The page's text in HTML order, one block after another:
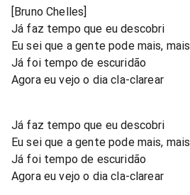
[Bruno Chelles]
Já faz tempo que eu descobri
Eu sei que a gente pode mais, mais
Já foi tempo de escuridão
Agora eu vejo o dia cla-clarear
Já faz tempo que eu descobri
Eu sei que a gente pode mais, mais
Já foi tempo de escuridão
Agora eu vejo o dia cla-clarear